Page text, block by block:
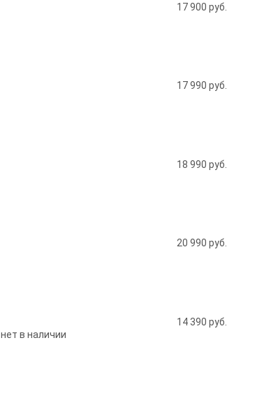
17 900 руб.
17 990 руб.
18 990 руб.
20 990 руб.
14 390 руб.
нет в наличии